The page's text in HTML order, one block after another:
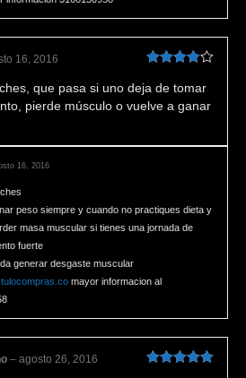
en4de 5
16, 2016
que pasa si uno deja de tomar
pierde músculo o vuelve a ganar
16, 2016
peso siempre y cuando no practiques dieta y
masa muscular si tienes una jornada de
fuerte
generar desgaste muscular
mayor informacion al
– agosto 26, 2016